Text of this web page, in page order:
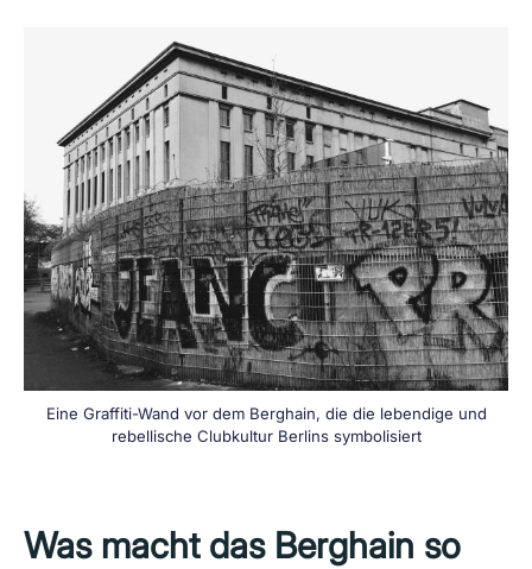
Eine Graffiti-Wand vor dem Berghain, die die lebendige und
rebellische Clubkultur Berlins symbolisiert
Was macht das Berghain so